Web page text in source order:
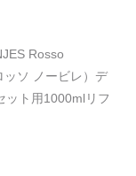
Rosso
ッソ ノービレ）デ
ット用1000mlリフ